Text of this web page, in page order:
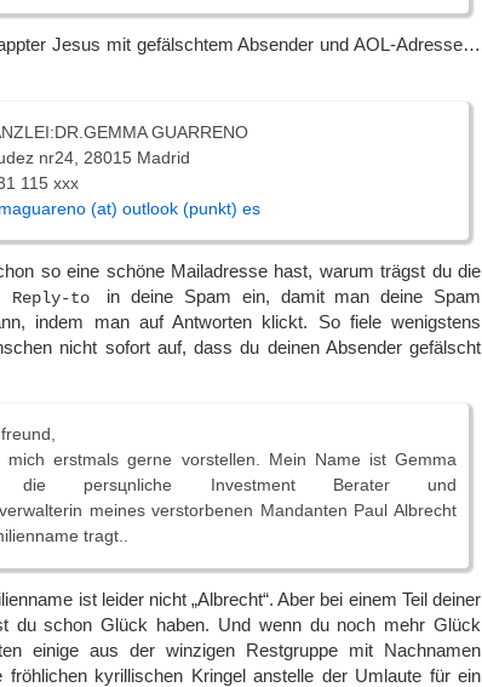
Jesus mit gefälschtem Absender und AOL-Adresse…
GUARRENO
nr24, 28015 Madrid
115 xxx
(at) outlook (punkt) es
so eine schöne Mailadresse hast, warum trägst du die
Reply-to
in deine Spam ein, damit man deine Spam
indem man auf Antworten klickt. So fiele wenigstens
nicht sofort auf, dass du deinen Absender gefälscht
mich erstmals gerne vorstellen. Mein Name ist Gemma
die persцnliche Investment Berater und
meines verstorbenen Mandanten Paul Albrecht
tragt..
ist leider nicht „Albrecht“. Aber bei einem Teil deiner
du schon Glück haben. Und wenn du noch mehr Glück
einige aus der winzigen Restgruppe mit Nachnamen
fröhlichen kyrillischen Kringel anstelle der Umlaute für ein